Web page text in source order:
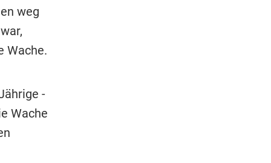
weg
Wache.
-
Wache